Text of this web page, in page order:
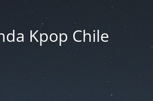
Kpop Chile